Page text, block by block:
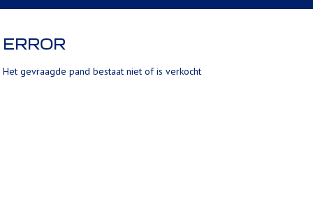
ERROR
Het gevraagde pand bestaat niet of is verkocht